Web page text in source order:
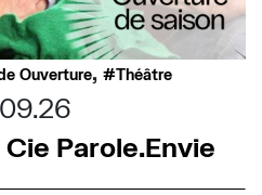
Ouverture, Théâtre
Parole.Envie